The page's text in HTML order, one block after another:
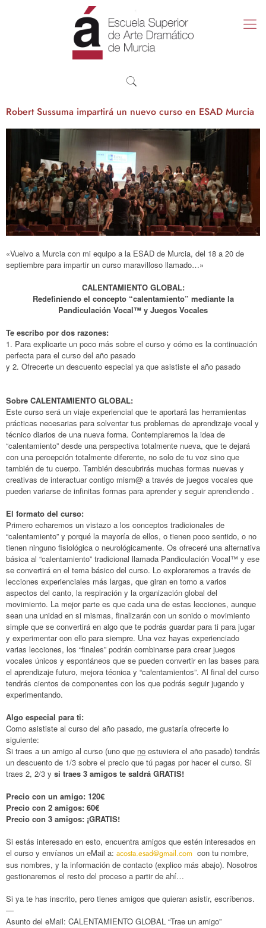
Robert Sussuma impartirá un nuevo curso en ESAD Murcia
«Vuelvo a Murcia con mi equipo a la ESAD de Murcia, del 18 a 20 de
septiembre para impartir un curso maravilloso llamado…»
CALENTAMIENTO GLOBAL:
Redefiniendo el concepto “calentamiento” mediante la
Pandiculación Vocal™ y Juegos Vocales
Te escribo por dos razones:
1. Para explicarte un poco más sobre el curso y cómo es la continuación
perfecta para el curso del año pasado
y 2. Ofrecerte un descuento especial ya que asististe el año pasado
Sobre CALENTAMIENTO GLOBAL:
Este curso será un viaje experiencial que te aportará las herramientas
prácticas necesarias para solventar tus problemas de aprendizaje vocal y
técnico diarios de una nueva forma. Contemplaremos la idea de
“calentamiento” desde una perspectiva totalmente nueva, que te dejará
con una percepción totalmente diferente, no solo de tu voz sino que
también de tu cuerpo. También descubrirás muchas formas nuevas y
creativas de interactuar contigo mism@ a través de juegos vocales que
pueden variarse de infinitas formas para aprender y seguir aprendiendo .
El formato del curso:
Primero echaremos un vistazo a los conceptos tradicionales de
“calentamiento” y porqué la mayoría de ellos, o tienen poco sentido, o no
tienen ninguno fisiológica o neurológicamente. Os ofreceré una alternativa
básica al “calentamiento” tradicional llamada Pandiculación Vocal™ y ese
se convertirá en el tema básico del curso. Lo exploraremos a través de
lecciones experienciales más largas, que giran en torno a varios
aspectos del canto, la respiración y la organización global del
movimiento. La mejor parte es que cada una de estas lecciones, aunque
sean una unidad en si mismas, finalizarán con un sonido o movimiento
simple que se convertirá en algo que te podrás guardar para ti para jugar
y experimentar con ello para siempre. Una vez hayas experienciado
varias lecciones, los “finales” podrán combinarse para crear juegos
vocales únicos y espontáneos que se pueden convertir en las bases para
el aprendizaje futuro, mejora técnica y “calentamientos”. Al final del curso
tendrás cientos de componentes con los que podrás seguir jugando y
experimentando.
Algo especial para ti:
Como asististe al curso del año pasado, me gustaría ofrecerte lo
siguiente:
Si traes a un amigo al curso (uno que no estuviera el año pasado) tendrás
un descuento de 1/3 sobre el precio que tú pagas por hacer el curso. Si
traes 2, 2/3 y si traes 3 amigos te saldrá GRATIS!
Precio con un amigo: 120€
Precio con 2 amigos: 60€
Precio con 3 amigos: ¡GRATIS!
Si estás interesado en esto, encuentra amigos que estén interesados en
el curso y envíanos un eMail a: acosta.esad@gmail.com con tu nombre,
sus nombres, y la información de contacto (explico más abajo). Nosotros
gestionaremos el resto del proceso a partir de ahí…
Si ya te has inscrito, pero tienes amigos que quieran asistir, escríbenos.
—
Asunto del eMail: CALENTAMIENTO GLOBAL “Trae un amigo”